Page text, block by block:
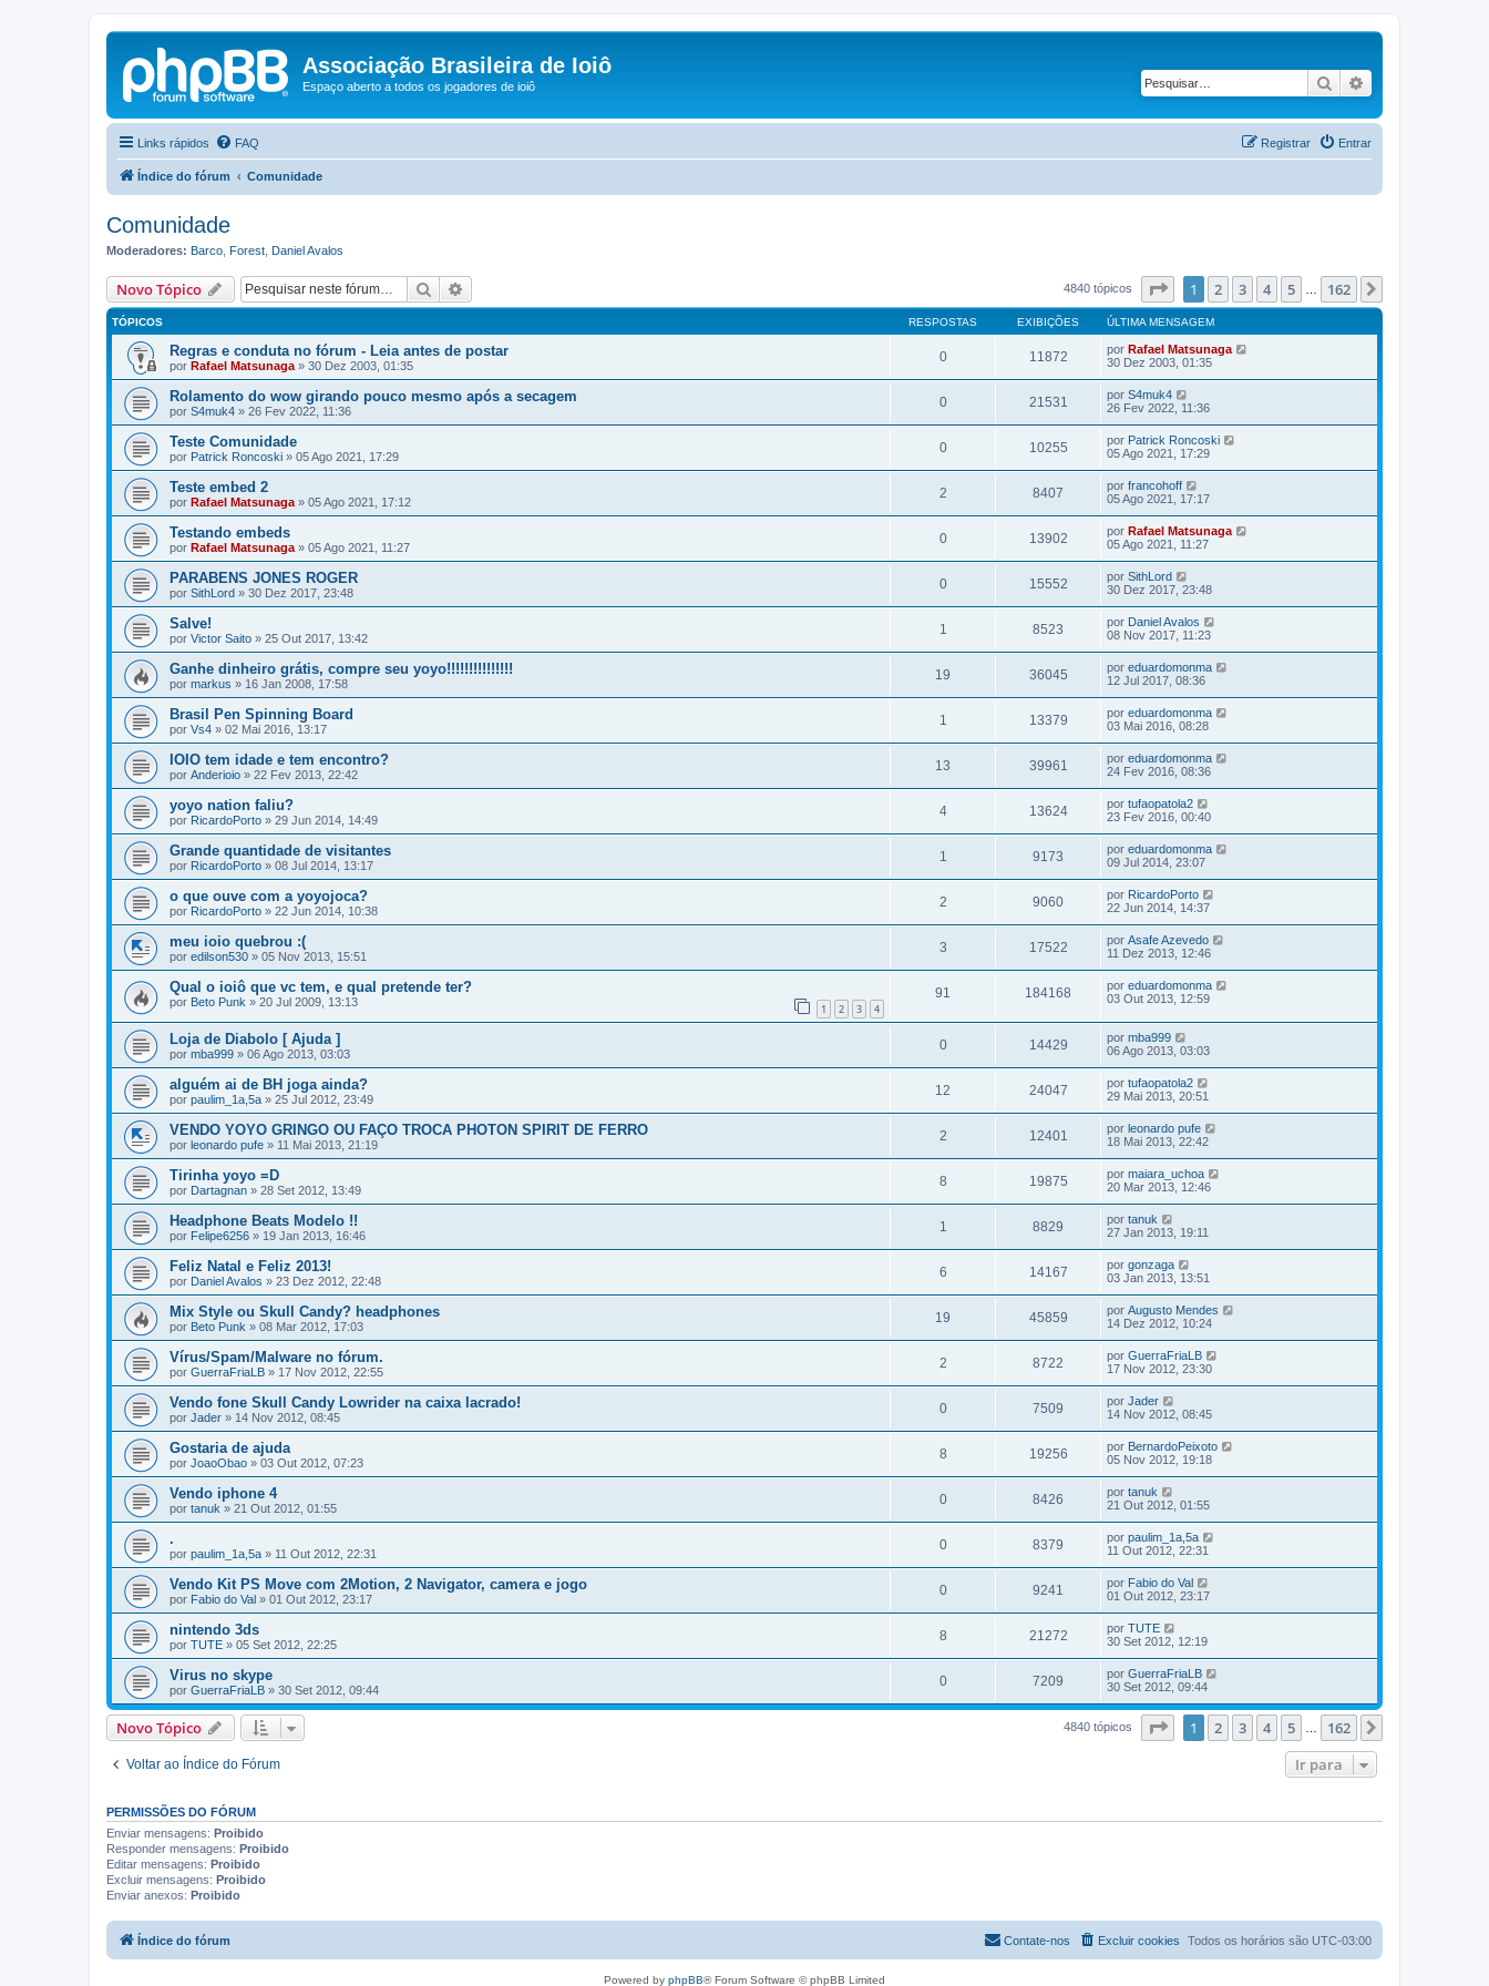
Associação Brasileira de Ioiô
Espaço aberto a todos os jogadores de ioiô Pesquisar
Links rápidos FAQ Entrar
Registrar
Índice do fórum Comunidade
Comunidade
Moderadores: Barco Forest Daniel Avalos
Novo Tópico Pesquisar 4840 tópicos Página1 de 162
1 2 3 4 5 162
TÓPICOS RESPOSTAS EXIBIÇÕES ÚLTIMA MENSAGEM
Regras e conduta no fórum - Leia antes de postar
por Rafael Matsunaga » 30 Dez 2003, 01:35
0 11872 por Rafael Matsunaga
30 Dez 2003, 01:35
Rolamento do wow girando pouco mesmo após a secagem
por S4muk4 » 26 Fev 2022, 11:36
0 21531 por S4muk4
26 Fev 2022, 11:36
Teste Comunidade
por Patrick Roncoski » 05 Ago 2021, 17:29
0 10255 por Patrick Roncoski
05 Ago 2021, 17:29
Teste embed 2
por Rafael Matsunaga » 05 Ago 2021, 17:12
2 8407 por francohoff
05 Ago 2021, 17:17
Testando embeds
por Rafael Matsunaga » 05 Ago 2021, 11:27
0 13902 por Rafael Matsunaga
05 Ago 2021, 11:27
PARABENS JONES ROGER
por SithLord » 30 Dez 2017, 23:48
0 15552 por SithLord
30 Dez 2017, 23:48
Salve!
por Victor Saito » 25 Out 2017, 13:42
1 8523 por Daniel Avalos
08 Nov 2017, 11:23
Ganhe dinheiro grátis, compre seu yoyo!!!!!!!!!!!!!!!
por markus » 16 Jan 2008, 17:58
19 36045 por eduardomonma
12 Jul 2017, 08:36
Brasil Pen Spinning Board
por Vs4 » 02 Mai 2016, 13:17
1 13379 por eduardomonma
03 Mai 2016, 08:28
IOIO tem idade e tem encontro?
por Anderioio » 22 Fev 2013, 22:42
13 39961 por eduardomonma
24 Fev 2016, 08:36
yoyo nation faliu?
por RicardoPorto » 29 Jun 2014, 14:49
4 13624 por tufaopatola2
23 Fev 2016, 00:40
Grande quantidade de visitantes
por RicardoPorto » 08 Jul 2014, 13:17
1 9173 por eduardomonma
09 Jul 2014, 23:07
o que ouve com a yoyojoca?
por RicardoPorto » 22 Jun 2014, 10:38
2 9060 por RicardoPorto
22 Jun 2014, 14:37
meu ioio quebrou :(
por edilson530 » 05 Nov 2013, 15:51
3 17522 por Asafe Azevedo
11 Dez 2013, 12:46
Qual o ioiô que vc tem, e qual pretende ter?
por Beto Punk » 20 Jul 2009, 13:13 1 2 3 4
91 184168 por eduardomonma
03 Out 2013, 12:59
Loja de Diabolo [ Ajuda ]
por mba999 » 06 Ago 2013, 03:03
0 14429 por mba999
06 Ago 2013, 03:03
alguém ai de BH joga ainda?
por paulim_1a,5a » 25 Jul 2012, 23:49
12 24047 por tufaopatola2
29 Mai 2013, 20:51
VENDO YOYO GRINGO OU FAÇO TROCA PHOTON SPIRIT DE FERRO
por leonardo pufe » 11 Mai 2013, 21:19
2 12401 por leonardo pufe
18 Mai 2013, 22:42
Tirinha yoyo =D
por Dartagnan » 28 Set 2012, 13:49
8 19875 por maiara_uchoa
20 Mar 2013, 12:46
Headphone Beats Modelo !!
por Felipe6256 » 19 Jan 2013, 16:46
1 8829 por tanuk
27 Jan 2013, 19:11
Feliz Natal e Feliz 2013!
por Daniel Avalos » 23 Dez 2012, 22:48
6 14167 por gonzaga
03 Jan 2013, 13:51
Mix Style ou Skull Candy? headphones
por Beto Punk » 08 Mar 2012, 17:03
19 45859 por Augusto Mendes
14 Dez 2012, 10:24
Vírus/Spam/Malware no fórum.
por GuerraFriaLB » 17 Nov 2012, 22:55
2 8722 por GuerraFriaLB
17 Nov 2012, 23:30
Vendo fone Skull Candy Lowrider na caixa lacrado!
por Jader » 14 Nov 2012, 08:45
0 7509 por Jader
14 Nov 2012, 08:45
Gostaria de ajuda
por JoaoObao » 03 Out 2012, 07:23
8 19256 por BernardoPeixoto
05 Nov 2012, 19:18
Vendo iphone 4
por tanuk » 21 Out 2012, 01:55
0 8426 por tanuk
21 Out 2012, 01:55
.
por paulim_1a,5a » 11 Out 2012, 22:31
0 8379 por paulim_1a,5a
11 Out 2012, 22:31
Vendo Kit PS Move com 2Motion, 2 Navigator, camera e jogo
por Fabio do Val » 01 Out 2012, 23:17
0 9241 por Fabio do Val
01 Out 2012, 23:17
nintendo 3ds
por TUTE » 05 Set 2012, 22:25
8 21272 por TUTE
30 Set 2012, 12:19
Virus no skype
por GuerraFriaLB » 30 Set 2012, 09:44
0 7209 por GuerraFriaLB
30 Set 2012, 09:44
Novo Tópico 4840 tópicos Página1 de 162
1 2 3 4 5 162
Voltar ao Índice do Fórum Ir para
PERMISSÕES DO FÓRUM
Enviar mensagens: Proibido
Responder mensagens: Proibido
Editar mensagens: Proibido
Excluir mensagens: Proibido
Enviar anexos: Proibido
Índice do fórum Todos os horários são UTC-03:00
Excluir cookies
Contate-nos
Powered by phpBB® Forum Software © phpBB Limited